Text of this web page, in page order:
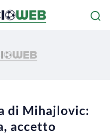
di Mihajlovic:
accetto